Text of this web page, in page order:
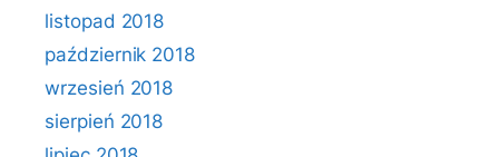
listopad 2018
październik 2018
wrzesień 2018
sierpień 2018